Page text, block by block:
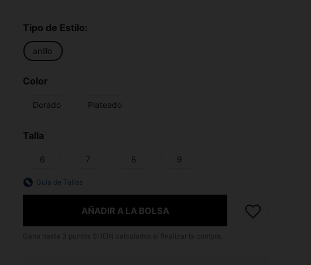
Tipo de Estilo:
anillo
Color
Dorado Plateado
Talla
6 7 8 9
Guía de Tallas
AÑADIR A LA BOLSA
3